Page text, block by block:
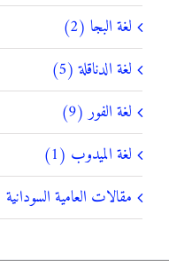
لغة البجا (2)
لغة الدناقلة (5)
لغة الفور (9)
لغة الميدوب (1)
مقالات العامية السودانية